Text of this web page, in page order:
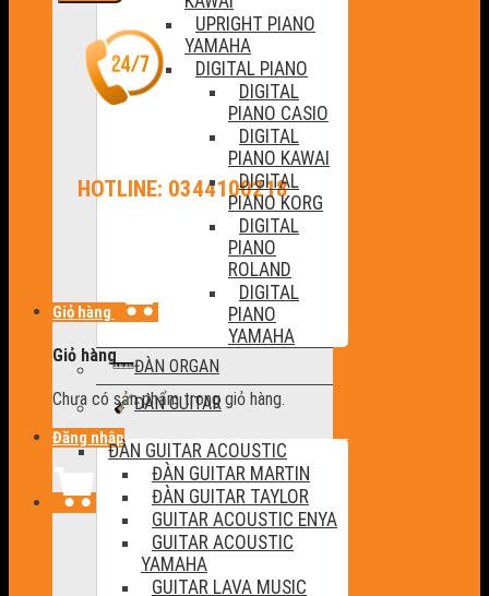
HOTLINE: 0344100218
Giỏ hàng
Giỏ hàng
Chưa có sản phẩm trong giỏ hàng.
Đăng nhập
UPRIGHT PIANO
YAMAHA
DIGITAL PIANO
DIGITAL
PIANO CASIO
DIGITAL
PIANO KAWAI
DIGITAL
PIANO KORG
DIGITAL
PIANO
ROLAND
DIGITAL
PIANO
YAMAHA
ĐÀN ORGAN
ĐÀN GUITAR
ĐÀN GUITAR ACOUSTIC
ĐÀN GUITAR MARTIN
ĐÀN GUITAR TAYLOR
GUITAR ACOUSTIC ENYA
GUITAR ACOUSTIC
YAMAHA
GUITAR LAVA MUSIC